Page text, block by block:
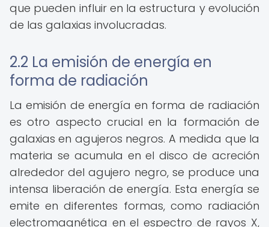
que pueden influir en la estructura y evolución
de las galaxias involucradas.
2.2 La emisión de energía en
forma de radiación
La emisión de energía en forma de radiación
es otro aspecto crucial en la formación de
galaxias en agujeros negros. A medida que la
materia se acumula en el disco de acreción
alrededor del agujero negro, se produce una
intensa liberación de energía. Esta energía se
emite en diferentes formas, como radiación
electromagnética en el espectro de rayos X,